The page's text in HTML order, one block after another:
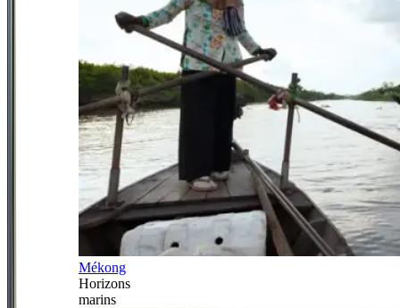
Mékong
Horizons
marins